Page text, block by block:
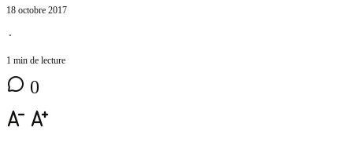
18 octobre 2017
⋅
1 min de lecture
0